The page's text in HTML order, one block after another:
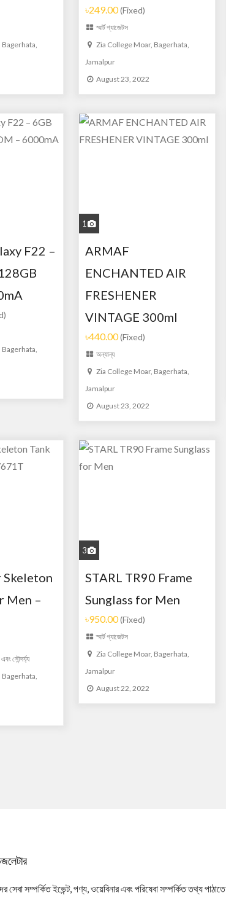
Bagerhata,
৳249.00(Fixed)
স্মার্ট গ্যাজেটস
Zia College Moar, Bagerhata,
Jamalpur
August 23, 2022
F22 –
Bagerhata,
1
ARMAF
ENCHANTED AIR
FRESHENER
VINTAGE 300ml
৳440.00(Fixed)
অন্যান্য
Zia College Moar, Bagerhata,
Jamalpur
August 23, 2022
Skeleton
Men –
সৌন্দর্য্য
Bagerhata,
3
STARL TR90 Frame
Sunglass for Men
৳950.00(Fixed)
স্মার্ট গ্যাজেটস
Zia College Moar, Bagerhata,
Jamalpur
August 22, 2022
সম্পর্কিত ইভেন্ট, পণ্য, ওয়েবিনার এবং পরিষেবা সম্পর্কিত তথ্য পাঠাতে